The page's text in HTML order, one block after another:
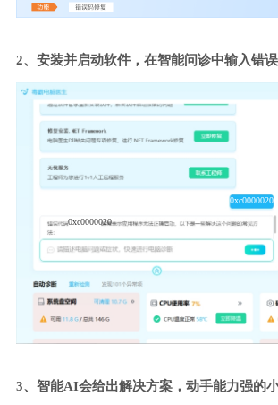
2、安装并启动软件，在智能问诊中输入错误
0xc0000020
0xc0000020
3、智能AI会给出解决方案，动手能力强的